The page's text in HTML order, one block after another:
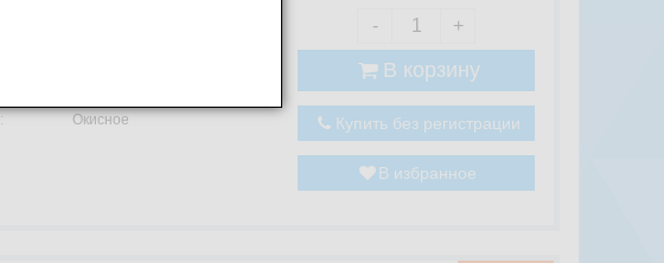
Окисное
- +
В корзину
Купить без регистрации
В избранное